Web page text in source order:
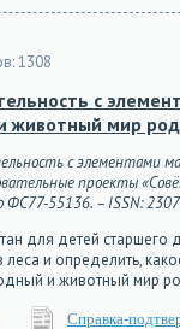
1308
с
животный мир
с элементами
проекты
ФС77-55136. – ISSN:
для детей
леса и определить,
и животный мир
Справка-